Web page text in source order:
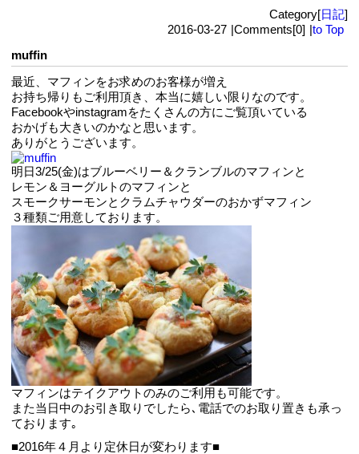
Category[日記]
2016-03-27 |Comments[0] |to Top
muffin
最近、マフィンをお求めのお客様が増え
お持ち帰りもご利用頂き、本当に嬉しい限りなのです。
Facebookやinstagramをたくさんの方にご覧頂いている
おかげも大きいのかなと思います。
ありがとうございます。
明日3/25(金)はブルーベリー＆クランブルのマフィンと
レモン＆ヨーグルトのマフィンと
スモークサーモンとクラムチャウダーのおかずマフィン
３種類ご用意しております。
マフィンはテイクアウトのみのご利用も可能です。
また当日中のお引き取りでしたら､電話でのお取り置きも承っ
ております｡
■2016年４月より定休日が変わります■